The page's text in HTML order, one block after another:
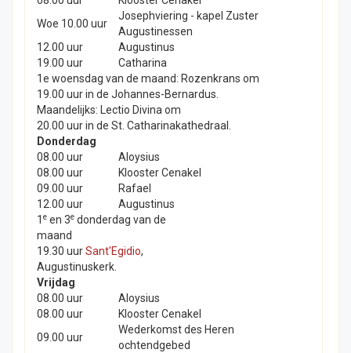
Woe 10.00 uur
Josephviering - kapel Zuster
Augustinessen
12.00 uur
Augustinus
19.00 uur
Catharina
1e woensdag van de maand: Rozenkrans om
19.00 uur in de Johannes-Bernardus.
Maandelijks: Lectio Divina om
20.00 uur in de St. Catharinakathedraal.
Donderdag
08.00 uur
Aloysius
08.00 uur
Klooster Cenakel
09.00 uur
Rafael
12.00 uur
Augustinus
1 e en 3e donderdag van de
maand
19.30 uurSant'Egidio,
Augustinuskerk.
Vrijdag
08.00 uur
Aloysius
08.00 uur
Klooster Cenakel
09.00 uur
Wederkomst des Heren
ochtendgebed